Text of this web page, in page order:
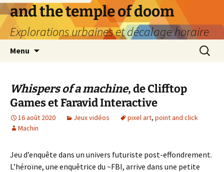
Aller
au
contenu
and the temple of doom
Explorations urbaines et décalage horaire
Menu
Whispers of a machine, de Clifftop
Games et Faravid Interactive
16 août 2020 Jeux vidéos pixel art, point and click
Machin
Jeu d’enquête dans un univers futuriste post-effondrement.
L’héroïne, une enquêtrice du ~FBI, arrive dans une petite